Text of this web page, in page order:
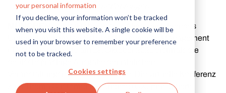
your personal information
If you decline, your information won’t be tracked
when you visit this website. A single cookie will be
used in your browser to remember your preference
not to be tracked.
Cookies settings
Datenschutzbestimmungen
Optionen in Bezug auf
Ihr Land oder Ihre Region
Kundenerfahrungen
MÜNCHEN – 20. Oktober 2021 – Alida, ein führendes
Unternehmen im Bereich Total Experience Management
(TXM), präsentierte am 19. Oktober 2021 erstmals die
Veranstaltungsreihe Alida Activate. Die virtuelle Konferenz
zum Thema Customer Experience (CX) präsentierte